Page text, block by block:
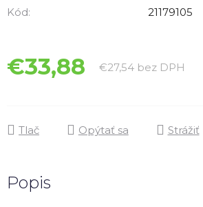
5
Kód:
21179105
€33,88 €27,54 bez DPH
Tlač Opýtať sa Strážiť
Popis